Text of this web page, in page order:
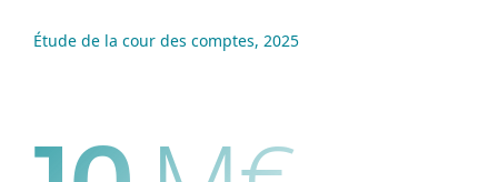
Étude de la cour des comptes, 2025